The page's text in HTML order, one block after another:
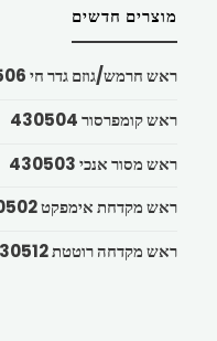
מוצרים חדשים
ראש חרמש/גוזם גדר חי 430506
ראש קומפרסור 430504
ראש מסור אנכי 430503
ראש מקדחת אימפקט 430502
ראש מקדחה רוטטת 430512